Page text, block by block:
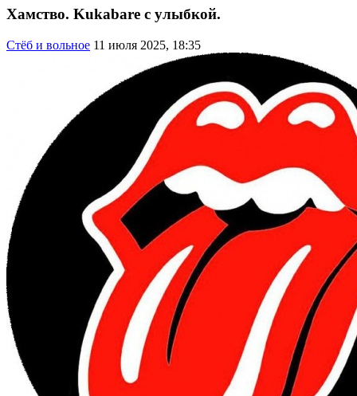
Хамство. Kukabarе с улыбкой.
Стёб и вольное 11 июля 2025, 18:35